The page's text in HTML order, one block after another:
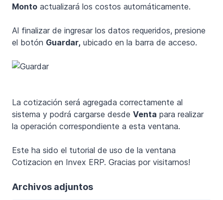
Monto actualizará los costos automáticamente.
Al finalizar de ingresar los datos requeridos, presione
el botón Guardar, ubicado en la barra de acceso.
La cotización será agregada correctamente al
sistema y podrá cargarse desde Venta para realizar
la operación correspondiente a esta ventana.
Este ha sido el tutorial de uso de la ventana
Cotizacion en Invex ERP. Gracias por visitarnos!
Archivos adjuntos